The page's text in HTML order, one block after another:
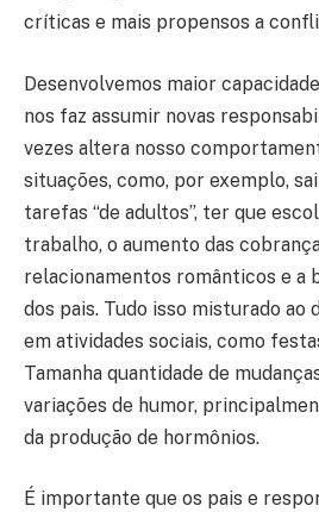
críticas e mais propensos a
Desenvolvemos maior
nos faz assumir novas
vezes altera nosso
situações, como, por exemplo,
tarefas “de adultos”, ter que
trabalho, o aumento das
relacionamentos românticos e a
dos pais. Tudo isso misturado ao
em atividades sociais, como
Tamanha quantidade de
variações de humor,
da produção de hormônios.
É importante que os pais e